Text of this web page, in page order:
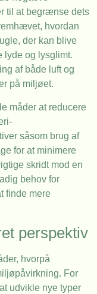
til at begrænse dets
hvordan
der kan blive
lyde og lysglimt.
af både luft og
på miljøet.
måder at reducere
såsom brug af
for at minimere
skridt mod en
behov for
finde mere
perspektiv
hvorpå
For
udvikle nye typer